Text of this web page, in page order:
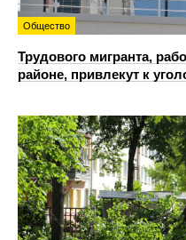
Общество
Трудового мигранта,
районе, привлекут к